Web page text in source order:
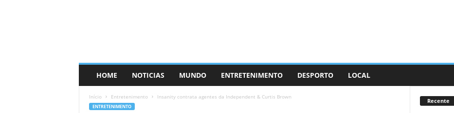
HOME NOTICIAS MUNDO ENTRETENIMENTO DESPORTO LOCAL
Início Entretenimento Insanity contrata agentes da Independent & Curtis Brown
ENTRETENIMENTO
Recente